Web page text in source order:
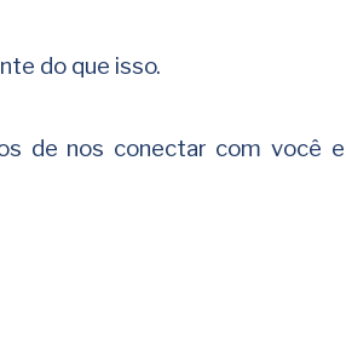
do que isso.
de nos conectar com você e